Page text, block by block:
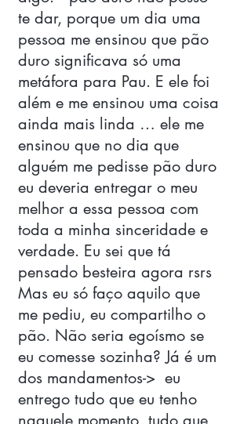
te dar, porque um dia uma
pessoa me ensinou que pão
duro significava só uma
metáfora para Pau. E ele foi
além e me ensinou uma coisa
ainda mais linda … ele me
ensinou que no dia que
alguém me pedisse pão duro
eu deveria entregar o meu
melhor a essa pessoa com
toda a minha sinceridade e
verdade. Eu sei que tá
pensado besteira agora rsrs
Mas eu só faço aquilo que
me pediu, eu compartilho o
pão. Não seria egoísmo se
eu comesse sozinha? Já é um
dos mandamentos->  eu
entrego tudo que eu tenho